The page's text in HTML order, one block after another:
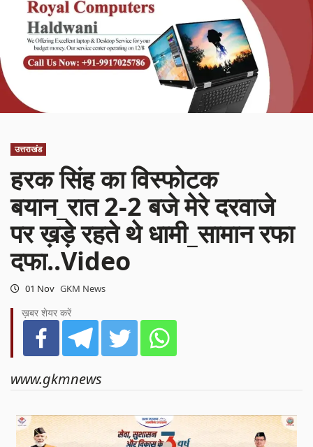
उत्तराखंड
हरक सिंह का विस्फोटक
बयान_रात 2-2 बजे मेरे दरवाजे
पर ख़ड़े रहते थे धामी_सामान रफा
दफा..Video
01 Nov GKM News
ख़बर शेयर करें
www.gkmnews